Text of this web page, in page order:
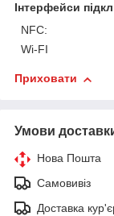
Інтерфейси
NFC:
Wi-FI
Приховати
Умови
Нова Пошта
Самовивіз
Доставка